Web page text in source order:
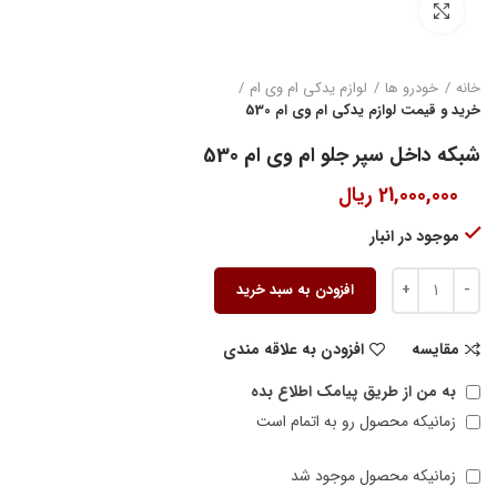
خانه خودرو ها
لوازم یدکی ام وی ام
خرید و قیمت لوازم یدکی ام وی ام 530
شبکه داخل سپر جلو ام وی ام 530
21,000,000 ریال
موجود در انبار
افزودن به سبد خرید
مقایسه
افزودن به علاقه مندی
به من از طریق پیامک اطلاع بده
زمانیکه محصول رو به اتمام است
زمانیکه محصول موجود شد